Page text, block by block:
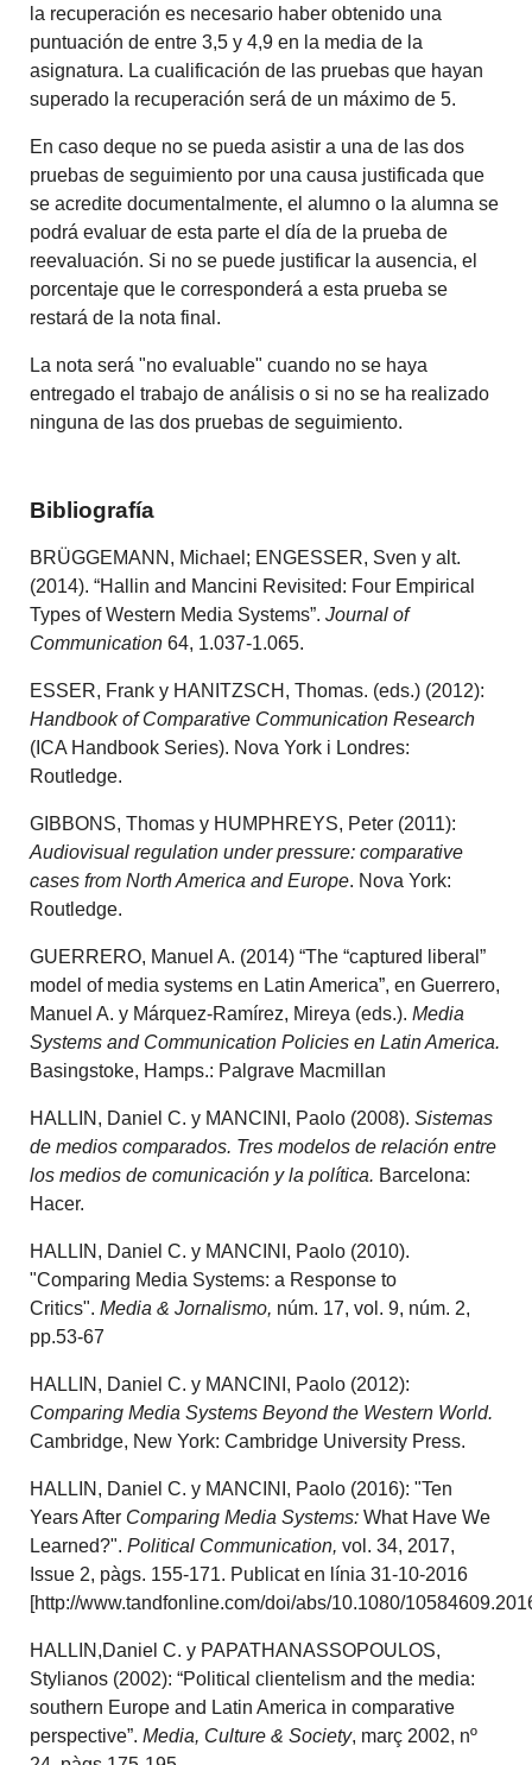
la recuperación es necesario haber obtenido una
puntuación de entre 3,5 y 4,9 en la media de la
asignatura. La cualificación de las pruebas que hayan
superado la recuperación será de un máximo de 5.
En caso deque no se pueda asistir a una de las dos
pruebas de seguimiento por una causa justificada que
se acredite documentalmente, el alumno o la alumna se
podrá evaluar de esta parte el día de la prueba de
reevaluación. Si no se puede justificar la ausencia, el
porcentaje que le corresponderá a esta prueba se
restará de la nota final.
La nota será "no evaluable" cuando no se haya
entregado el trabajo de análisis o si no se ha realizado
ninguna de las dos pruebas de seguimiento.
Bibliografía
BRÜGGEMANN, Michael; ENGESSER, Sven y alt.
(2014). “Hallin and Mancini Revisited: Four Empirical
Types of Western Media Systems”.Journal of
Communication64, 1.037-1.065.
ESSER, Frank y HANITZSCH, Thomas. (eds.) (2012):
Handbook of Comparative Communication Research
(ICA Handbook Series). Nova York i Londres:
Routledge.
GIBBONS, Thomas y HUMPHREYS, Peter (2011):
Audiovisual regulation under pressure: comparative
cases from North America and Europe. Nova York:
Routledge.
GUERRERO, Manuel A. (2014) “The “captured liberal”
model of media systems en Latin America”, en Guerrero,
Manuel A. y Márquez-Ramírez, Mireya (eds.).Media
Systems and Communication Policies en Latin America.
Basingstoke, Hamps.: Palgrave Macmillan
HALLIN, Daniel C. y MANCINI, Paolo (2008).Sistemas
de medios comparados. Tres modelos de relación entre
los medios de comunicación y la política. Barcelona:
Hacer.
HALLIN, Daniel C. y MANCINI, Paolo (2010).
"Comparing Media Systems: a Response to
Critics".Media & Jornalismo, núm. 17, vol. 9, núm. 2,
pp.53-67
HALLIN, Daniel C. y MANCINI, Paolo (2012):
Comparing Media Systems Beyond the Western World.
Cambridge, New York: Cambridge University Press.
HALLIN, Daniel C. y MANCINI, Paolo (2016): "Ten
Years After Comparing Media Systems:What Have We
Learned?".Political Communication,vol. 34, 2017,
Issue 2, pàgs. 155-171. Publicat en línia 31-10-2016
[http://www.tandfonline.com/doi/abs/10.1080/
HALLIN,Daniel C. y PAPATHANASSOPOULOS,
Stylianos (2002): “Political clientelism and the media:
southern Europe and Latin America in comparative
perspective”.Media, Culture & Society, març 2002, nº